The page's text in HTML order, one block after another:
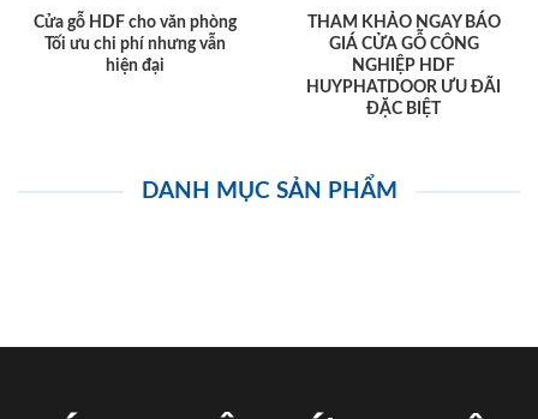
Cửa gỗ HDF cho văn phòng
Tối ưu chi phí nhưng vẫn
hiện đại
THAM KHẢO NGAY BÁO
GIÁ CỬA GỖ CÔNG
NGHIỆP HDF
HUYPHATDOOR ƯU ĐÃI
ĐẶC BIỆT
DANH MỤC SẢN PHẨM